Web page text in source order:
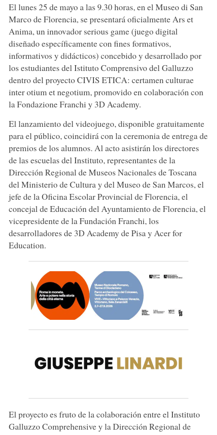
El lunes 25 de mayo a las 9.30 horas, en el Museo di San
Marco de Florencia, se presentará oficialmente Ars et
Anima, un innovador serious game (juego digital
diseñado específicamente con fines formativos,
informativos y didácticos) concebido y desarrollado por
los estudiantes del Istituto Comprensivo del Galluzzo
dentro del proyecto CIVIS ETICA: certamen culturae
inter otium et negotium, promovido en colaboración con
la Fondazione Franchi y 3D Academy.
El lanzamiento del videojuego, disponible gratuitamente
para el público, coincidirá con la ceremonia de entrega de
premios de los alumnos. Al acto asistirán los directores
de las escuelas del Instituto, representantes de la
Dirección Regional de Museos Nacionales de Toscana
del Ministerio de Cultura y del Museo de San Marcos, el
jefe de la Oficina Escolar Provincial de Florencia, el
concejal de Educación del Ayuntamiento de Florencia, el
vicepresidente de la Fundación Franchi, los
desarrolladores de 3D Academy de Pisa y Acer for
Education.
El proyecto es fruto de la colaboración entre el Instituto
Galluzzo Comprehensive y la Dirección Regional de